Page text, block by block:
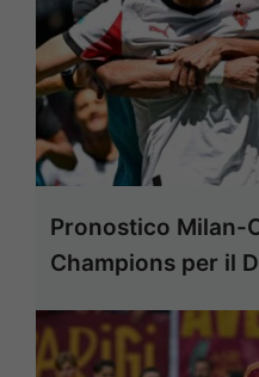
Pronostico Milan-
Champions per il